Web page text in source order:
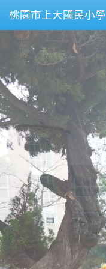
桃園市上大國民小學